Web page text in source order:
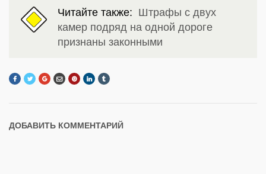
Читайте также: Штрафы с двух
камер подряд на одной дороге
признаны законными
ДОБАВИТЬ КОММЕНТАРИЙ